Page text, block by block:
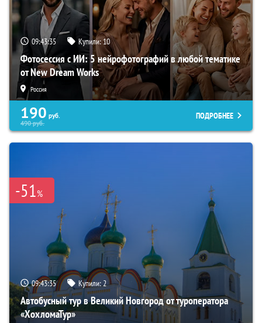
09:43:34 Купили:10
Фотосессия с ИИ: 5 нейрофотографий в любой тематике
от New Dream Works
Россия
190 руб.
490руб.
ПОДРОБНЕЕ
-51%
09:43:34 Купили:2
Автобусный тур в Великий Новгород от туроператора
«ХохломаТур»